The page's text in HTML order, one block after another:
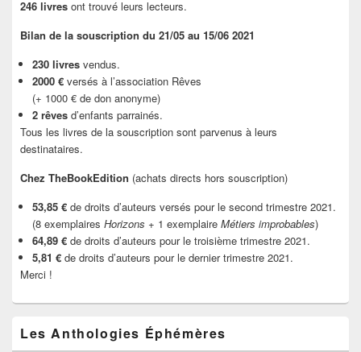
246 livres ont trouvé leurs lecteurs.
Bilan de la souscription du 21/05 au 15/06 2021
230 livres vendus.
2000 € versés à l’association Rêves
(+ 1000 € de don anonyme)
2 rêves d’enfants parrainés.
Tous les livres de la souscription sont parvenus à leurs
destinataires.
Chez TheBookEdition (achats directs hors souscription)
53,85 € de droits d’auteurs versés pour le second trimestre 2021.
(8 exemplaires Horizons + 1 exemplaire Métiers improbables)
64,89 € de droits d’auteurs pour le troisième trimestre 2021.
5,81 € de droits d’auteurs pour le dernier trimestre 2021.
Merci !
Les Anthologies Éphémères